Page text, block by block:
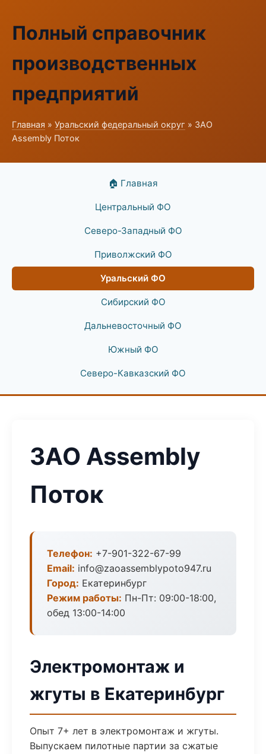
Полный справочник
производственных
предприятий
Главная » Уральский федеральный округ » ЗАО
Assembly Поток
🏠 Главная
Центральный ФО
Северо-Западный ФО
Приволжский ФО
Уральский ФО
Сибирский ФО
Дальневосточный ФО
Южный ФО
Северо-Кавказский ФО
ЗАО Assembly
Поток
Телефон: +7-901-322-67-99
Email: info@zaoassemblypoto947.ru
Город: Екатеринбург
Режим работы: Пн-Пт: 09:00-18:00,
обед 13:00-14:00
Электромонтаж и
жгуты в Екатеринбург
Опыт 7+ лет в электромонтаж и жгуты.
Выпускаем пилотные партии за сжатые